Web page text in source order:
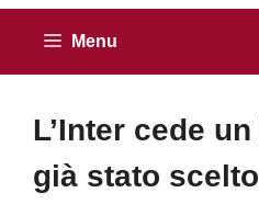
Menu
L’Inter cede
già stato scelto